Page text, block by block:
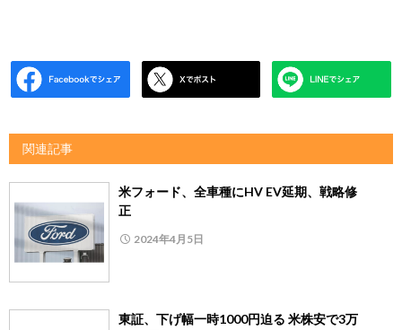
関連記事
米フォード、全車種にHV EV延期、戦略修
正
2024年4月5日
東証、下げ幅一時1000円迫る 米株安で3万